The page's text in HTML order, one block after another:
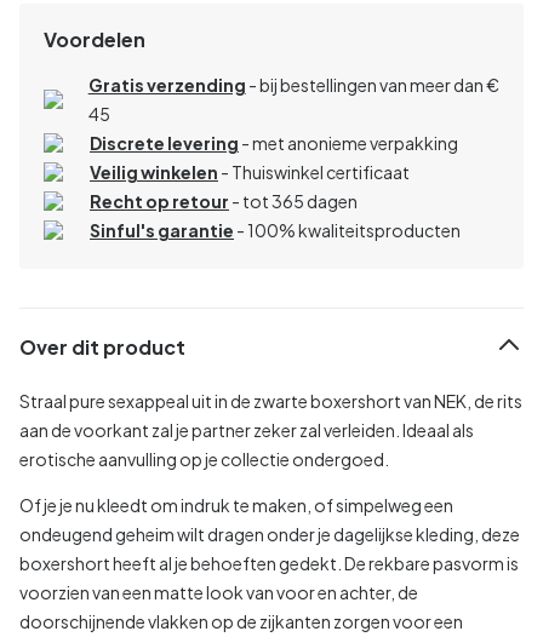
Voordelen
Gratis verzending - bij bestellingen van meer dan €
45
Discrete levering - met anonieme verpakking
Veilig winkelen - Thuiswinkel certificaat
Recht op retour - tot 365 dagen
Sinful's garantie - 100% kwaliteitsproducten
Over dit product
Straal pure sexappeal uit in de zwarte boxershort van NEK, de rits
aan de voorkant zal je partner zeker zal verleiden. Ideaal als
erotische aanvulling op je collectie ondergoed.
Of je je nu kleedt om indruk te maken, of simpelweg een
ondeugend geheim wilt dragen onder je dagelijkse kleding, deze
boxershort heeft al je behoeften gedekt. De rekbare pasvorm is
voorzien van een matte look van voor en achter, de
doorschijnende vlakken op de zijkanten zorgen voor een